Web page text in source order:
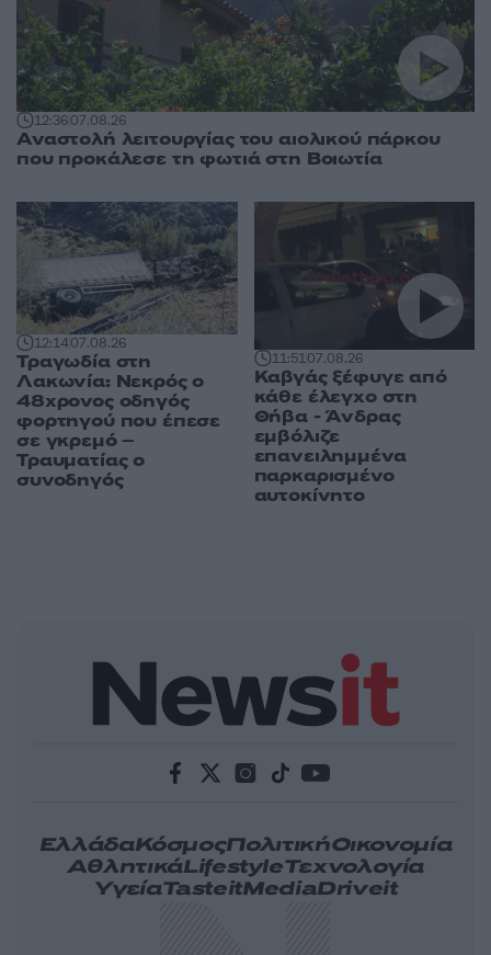
12:3607.08.26
Αναστολή λειτουργίας του αιολικού πάρκου
που προκάλεσε τη φωτιά στη Βοιωτία
12:1407.08.26
Τραγωδία στη
Λακωνία: Νεκρός ο
48χρονος οδηγός
φορτηγού που έπεσε
σε γκρεμό –
Τραυματίας ο
συνοδηγός
11:5107.08.26
Καβγάς ξέφυγε από
κάθε έλεγχο στη
Θήβα - Άνδρας
εμβόλιζε
επανειλημμένα
παρκαρισμένο
αυτοκίνητο
ΕλλάδαΚόσμοςΠολιτικήΟικονομία
ΑθλητικάLifestyleΤεχνολογία
ΥγείαTasteitMediaDriveit